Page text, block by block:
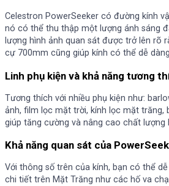
Celestron PowerSeeker có đường kính
nó có thể thu thập một lượng ánh sáng
lượng hình ảnh quan sát được trở lên rõ
cự 700mm cũng giúp kính có thể dễ
Linh phụ kiện và khả năng tương
Tương thích với nhiều phụ kiện như:
ảnh, film lọc mặt trời, kính lọc mặt trăng,
giúp tăng cường và nâng cao chất lượng
Khả năng quan sát của
Với thông số trên của kính, bạn có thể
chi tiết trên Mặt Trăng như các hố va